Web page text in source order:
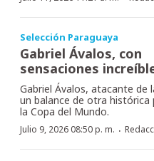
Selección Paraguaya
Gabriel Ávalos, con
sensaciones
Gabriel Ávalos, atacante de
un balance de otra histórica
la Copa del Mundo.
Julio 9, 2026 08:50 p. m. ·